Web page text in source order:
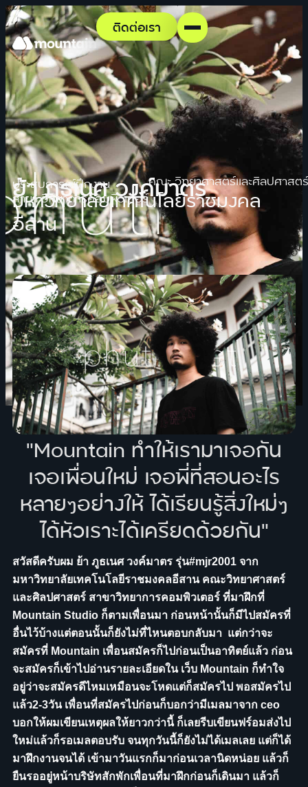
ติดต่อเรา
ประสบการณ์ฝึกงาน
ย้า ภูธเนศ วงค์มาตร
สาขา วิทยาการคอมพิวเตอร์
คณะ วิทยาศาสตร์และศิลปศาสตร์
มหาวิทยาลัยเทคโนโลยีราชมงคล
อีสาน
"Mountain ทำให้เรามาเจอกัน
เจอเพื่อนใหม่ เจอพี่ที่สอนอะไร
หลายๆอย่างให้ ได้เรียนรู้สิ่งใหม่ๆ
ได้หัวเราะได้เครียดด้วยกัน"
สวัสดีครับผม ย้า ภูธเนศ วงค์มาตร รุ่น#mjr2001 จาก
มหาวิทยาลัยเทคโนโลยีราชมงคลอีสาน คณะวิทยาศาสตร์
และศิลปศาสตร์ สาขาวิทยาการคอมพิวเตอร์ ที่มาฝึกที่
Mountain Studio ก็ตามเพื่อนมา ก่อนหน้านั้นก็มีไปสมัครที่
อื่นไว้บ้างแต่ตอนนั้นก็ยังไม่ที่ไหนตอบกลับมา แต่กว่าจะ
สมัครที่ Mountain เพื่อนสมัครก็ไปก่อนเป็นอาทิตย์แล้ว ก่อน
จะสมัครก็เข้าไปอ่านรายละเอียดใน เว็บ Mountain ก็ทำใจ
อยู่ว่าจะสมัครดีไหมเหมือนจะโหดแต่ก็สมัครไป พอสมัครไป
แล้ว2-3วัน เพื่อนที่สมัครไปก่อนก็บอกว่ามีเมลมาจาก ceo
บอกให้ผมเขียนเหตุผลให้ยาวกว่านี้ ก็เลยรีบเขียนฟร์อมส่งไป
ใหม่แล้วก็รอเมลตอบรับ จนทุกวันนี้ก็ยังไม่ได้เมลเลย แต่ก็ได้
มาฝึกงานจนได้ เข้ามาวันแรกก็มาก่อนเวลานิดหน่อย แล้วก็
ยืนรออยู่หน้าบริษัทสักพักเพื่อนที่มาฝึกก่อนก็เดินมา แล้วก็